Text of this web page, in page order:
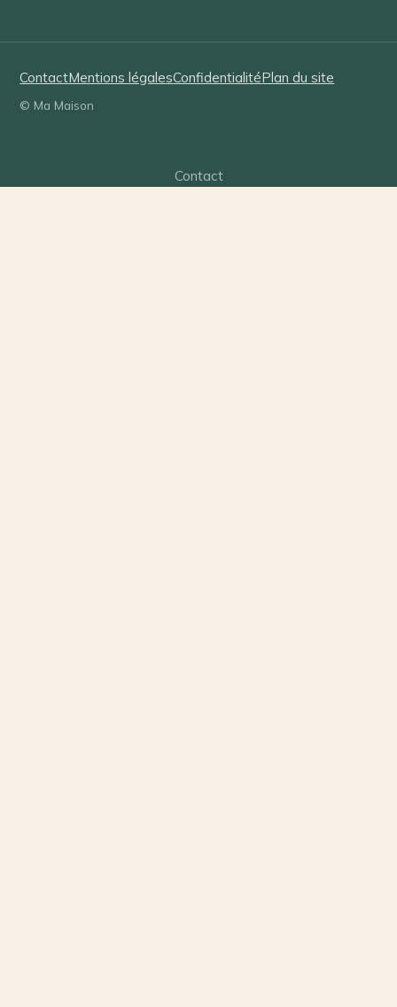
ContactMentions légalesConfidentialitéPlan du site
© Ma Maison
Contact